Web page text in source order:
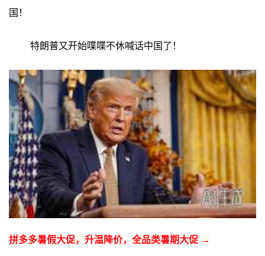
国！
特朗普又开始喋喋不休喊话中国了！
拼多多暑假大促，升温降价，全品类暑期大促 →